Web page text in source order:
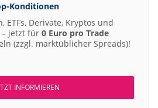
Konditionen
ETFs, Derivate, Kryptos und
jetzt für 0 Euro pro Trade
(zzgl. marktüblicher Spreads)!
INFORMIEREN